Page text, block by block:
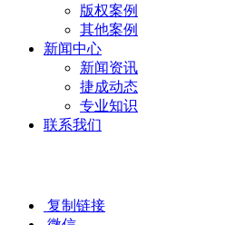
版权案例
其他案例
新闻中心
新闻资讯
捷成动态
专业知识
联系我们
复制链接